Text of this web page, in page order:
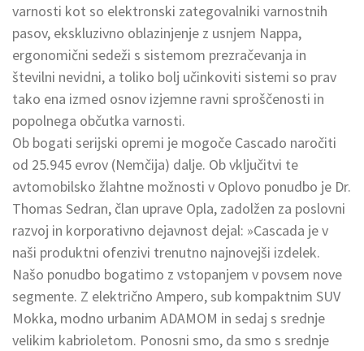
varnosti kot so elektronski zategovalniki varnostnih
pasov, ekskluzivno oblazinjenje z usnjem Nappa,
ergonomični sedeži s sistemom prezračevanja in
številni nevidni, a toliko bolj učinkoviti sistemi so prav
tako ena izmed osnov izjemne ravni sproščenosti in
popolnega občutka varnosti.
Ob bogati serijski opremi je mogoče Cascado naročiti
od 25.945 evrov (Nemčija) dalje. Ob vključitvi te
avtomobilsko žlahtne možnosti v Oplovo ponudbo je Dr.
Thomas Sedran, član uprave Opla, zadolžen za poslovni
razvoj in korporativno dejavnost dejal: »Cascada je v
naši produktni ofenzivi trenutno najnovejši izdelek.
Našo ponudbo bogatimo z vstopanjem v povsem nove
segmente. Z električno Ampero, sub kompaktnim SUV
Mokka, modno urbanim ADAMOM in sedaj s srednje
velikim kabrioletom. Ponosni smo, da smo s srednje